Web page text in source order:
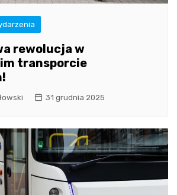
rewolucja w
transporcie
31 grudnia 2025